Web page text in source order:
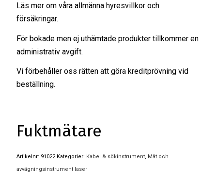
Läs mer om våra allmänna hyresvillkoroch
försäkringar.
För bokade men ej uthämtade produkter tillkommer en
administrativ avgift.
Vi förbehåller oss rätten att göra kreditprövning vid
beställning.
Fuktmätare
Artikelnr: 91022 Kategorier: Kabel & sökinstrument, Mät och
avvägningsinstrument laser